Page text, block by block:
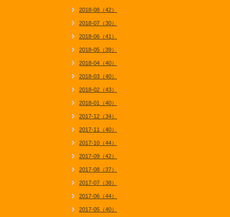
2018-08（42）
2018-07（30）
2018-06（41）
2018-05（39）
2018-04（40）
2018-03（40）
2018-02（43）
2018-01（40）
2017-12（34）
2017-11（40）
2017-10（44）
2017-09（42）
2017-08（37）
2017-07（38）
2017-06（44）
2017-05（40）